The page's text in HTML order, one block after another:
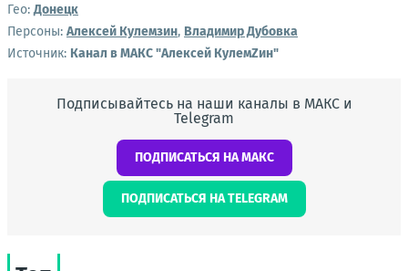
Гео:Донецк
Персоны: Алексей Кулемзин, Владимир Дубовка
Источник: Канал в МАКС "Алексей КулемZин"
Подписывайтесь на наши каналы в МАКС и
Telegram
ПОДПИСАТЬСЯ НА МАКС
ПОДПИСАТЬСЯ НА TELEGRAM